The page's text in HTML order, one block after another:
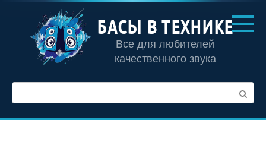
контенту
БАСЫ В ТЕХНИКЕ
Все для любителей
качественного звука